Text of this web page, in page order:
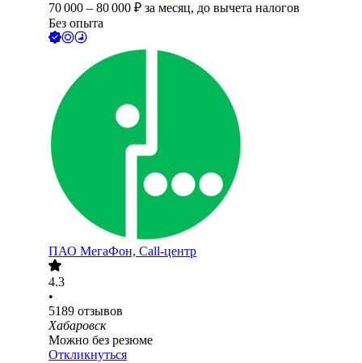
70 000 – 80 000 ₽ за месяц, до вычета налогов
Без опыта
ПАО МегаФон, Call-центр
4.3
•
5189 отзывов
Хабаровск
Можно без резюме
Откликнуться